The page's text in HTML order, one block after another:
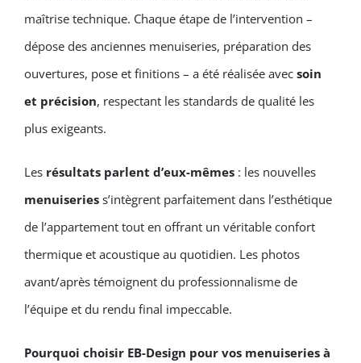
maîtrise technique. Chaque étape de l’intervention –
dépose des anciennes menuiseries, préparation des
ouvertures, pose et finitions – a été réalisée avec soin
et précision, respectant les standards de qualité les
plus exigeants.
Les résultats parlent d’eux-mêmes : les nouvelles
menuiseries s’intègrent parfaitement dans l’esthétique
de l’appartement tout en offrant un véritable confort
thermique et acoustique au quotidien. Les photos
avant/après témoignent du professionnalisme de
l’équipe et du rendu final impeccable.
Pourquoi choisir EB-Design pour vos menuiseries à